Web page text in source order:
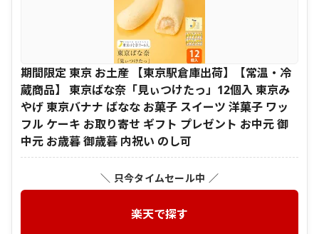
期間限定 東京 お土産 【東京駅倉庫出荷】【常温・冷
蔵商品】 東京ばな奈「見ぃつけたっ」12個入 東京み
やげ 東京バナナ ばなな お菓子 スイーツ 洋菓子 ワッ
フル ケーキ お取り寄せ ギフト プレゼント お中元 御
中元 お歳暮 御歳暮 内祝い のし可
＼ 只今タイムセール中 ／
楽天で探す